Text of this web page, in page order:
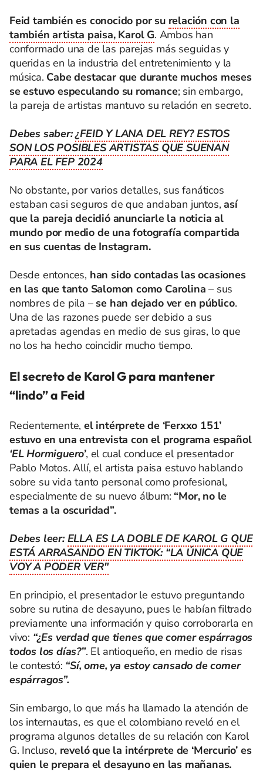
Feid también es conocido por su relación con la
también artista paisa, Karol G. Ambos han
conformado una de las parejas más seguidas y
queridas en la industria del entretenimiento y la
música. Cabe destacar que durante muchos meses
se estuvo especulando su romance; sin embargo,
la pareja de artistas mantuvo su relación en secreto.
Debes saber:¿FEID Y LANA DEL REY? ESTOS
SON LOS POSIBLES ARTISTAS QUE SUENAN
PARA EL FEP 2024
No obstante, por varios detalles, sus fanáticos
estaban casi seguros de que andaban juntos, así
que la pareja decidió anunciarle la noticia al
mundo por medio de una fotografía compartida
en sus cuentas de Instagram.
Desde entonces, han sido contadas las ocasiones
en las que tanto Salomon como Carolina – sus
nombres de pila – se han dejado ver en público.
Una de las razones puede ser debido a sus
apretadas agendas en medio de sus giras, lo que
no los ha hecho coincidir mucho tiempo.
El secreto de Karol G para mantener
“lindo” a Feid
Recientemente, el intérprete de ‘Ferxxo 151’
estuvo en una entrevista con el programa español
‘EL Hormiguero’, el cual conduce el presentador
Pablo Motos. Allí, el artista paisa estuvo hablando
sobre su vida tanto personal como profesional,
especialmente de su nuevo álbum: “Mor, no le
temas a la oscuridad”.
Debes leer: ELLA ES LA DOBLE DE KAROL G QUE
ESTÁ ARRASANDO EN TIKTOK: “LA ÚNICA QUE
VOY A PODER VER"
En principio, el presentador le estuvo preguntando
sobre su rutina de desayuno, pues le habían filtrado
previamente una información y quiso corroborarla en
vivo: “¿Es verdad que tienes que comer espárragos
todos los días?”. El antioqueño, en medio de risas
le contestó: “Sí, ome, ya estoy cansado de comer
espárragos”.
Sin embargo, lo que más ha llamado la atención de
los internautas, es que el colombiano reveló en el
programa algunos detalles de su relación con Karol
G. Incluso, reveló que la intérprete de ‘Mercurio’ es
quien le prepara el desayuno en las mañanas.